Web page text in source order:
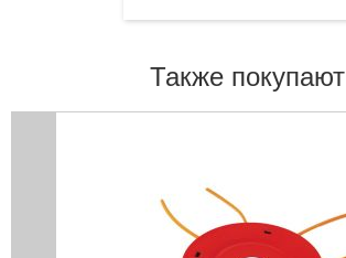
Также покупают